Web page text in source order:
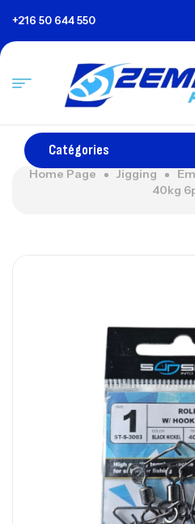
+216 50 644 550
Catégories
Home Page Jigging
40kg